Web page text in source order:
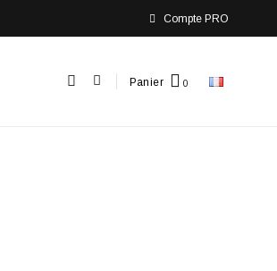
Compte PRO
Panier